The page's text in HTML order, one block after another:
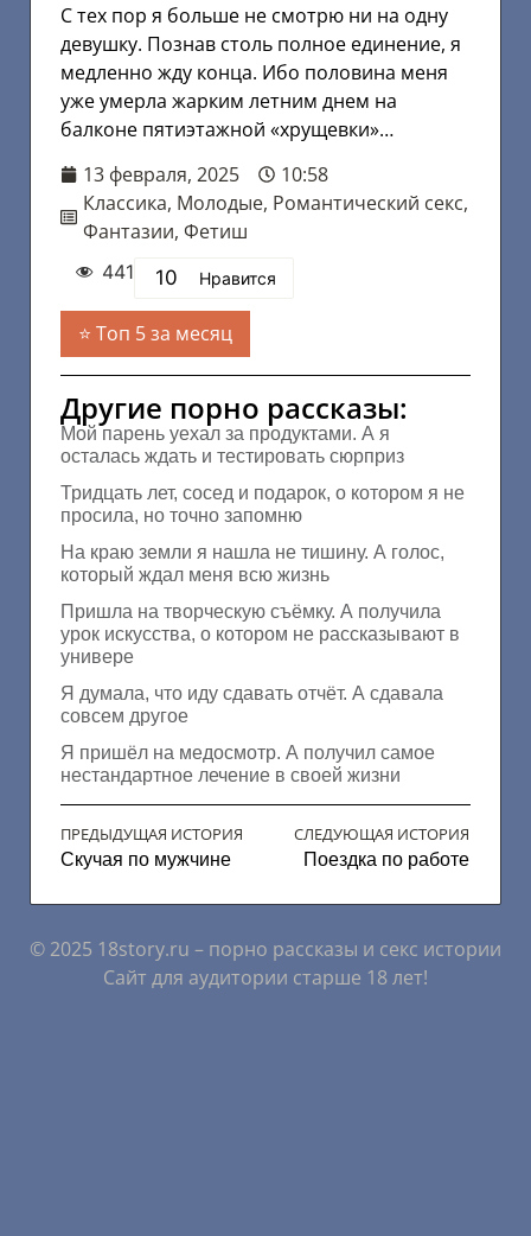
С тех пор я больше не смотрю ни на одну
девушку. Познав столь полное единение, я
медленно жду конца. Ибо половина меня
уже умерла жарким летним днем на
балконе пятиэтажной «хрущевки»…
13 февраля, 2025
10:58
Классика, Молодые, Романтический секс,
Фантазии, Фетиш
441 10 Нравится
Топ 5 за месяц
Другие порно рассказы:
Мой парень уехал за продуктами. А я
осталась ждать и тестировать сюрприз
Тридцать лет, сосед и подарок, о котором я не
просила, но точно запомню
На краю земли я нашла не тишину. А голос,
который ждал меня всю жизнь
Пришла на творческую съёмку. А получила
урок искусства, о котором не рассказывают в
универе
Я думала, что иду сдавать отчёт. А сдавала
совсем другое
Я пришёл на медосмотр. А получил самое
нестандартное лечение в своей жизни
ПРЕДЫДУЩАЯ ИСТОРИЯ
Скучая по мужчине
СЛЕДУЮЩАЯ ИСТОРИЯ
Поездка по работе
© 2025 18story.ru – порно рассказы и секс истории
Сайт для аудитории старше 18 лет!